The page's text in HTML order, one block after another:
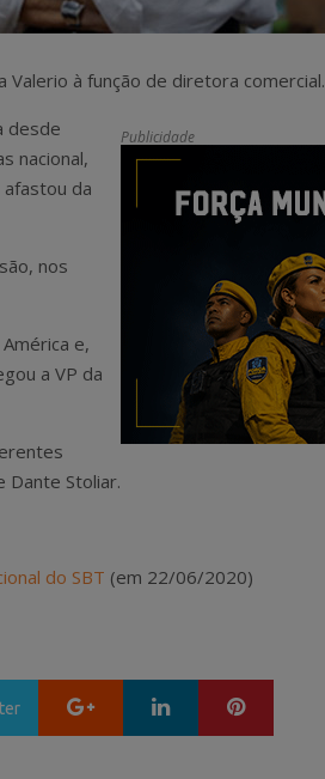
Valerio à função de diretora comercial.
Publicidade
desde
nacional,
da
nos
e,
a VP da
Dante Stoliar.
do SBT (em 22/06/2020)
Google+ LinkedIn